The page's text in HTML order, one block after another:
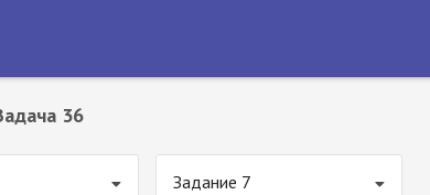
36
Задание 7